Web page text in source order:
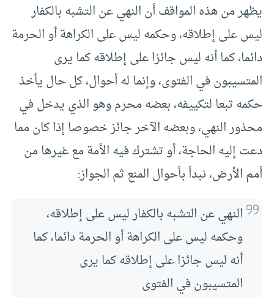
يظهر من هذه المواقف أن النهي عن التشبه بالكفار
ليس على إطلاقه، وحكمه ليس على الكراهة أو الحرمة
دائما، كما أنه ليس جائزا على إطلاقه كما يرى
المتسيبون في الفتوى، وإنما له أحوال، كل حال يأخذ
حكمه تبعا لتكييفه، بعضه محرم وهو الذي يدخل في
محذور النهي، وبعضه الآخر جائز خصوصا إذا كان مما
دعت إليه الحاجة، أو تشترك فيه الأمة مع غيرها من
أمم الأرض، نبدأ بأحوال المنع ثم الجواز:
النهي عن التشبه بالكفار ليس على إطلاقه،
وحكمه ليس على الكراهة أو الحرمة دائما، كما
أنه ليس جائزا على إطلاقه كما يرى
المتسيبون في الفتوى